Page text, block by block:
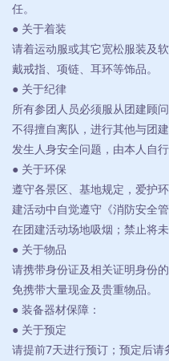
任。
● 关于着装
请着运动服或其它宽松服装及
戴戒指、项链、耳环等饰品。
● 关于纪律
所有参团人员必须服从团建顾
不得擅自离队，进行其他与团
发生人身安全问题，由本人自行
● 关于环保
遵守各景区、基地规定，爱护
建活动中自觉遵守《消防安全
在团建活动场地吸烟；禁止将
● 关于物品
请携带身份证及相关证明身份
免携带大量现金及贵重物品。
● 装备器材保障：
● 关于预定
请提前7天进行预订；预定后